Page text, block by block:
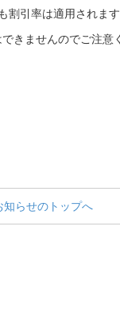
引率は適用されます
きませんのでご注意
知らせのトップへ